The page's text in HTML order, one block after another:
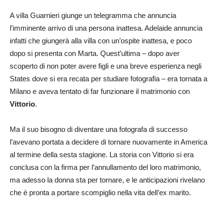
A villa Guarnieri giunge un telegramma che annuncia
l’imminente arrivo di una persona inattesa. Adelaide annuncia
infatti che giungerà alla villa con un’ospite inattesa, e poco
dopo si presenta con Marta. Quest’ultima – dopo aver
scoperto di non poter avere figli e una breve esperienza negli
States dove si era recata per studiare fotografia – era tornata a
Milano e aveva tentato di far funzionare il matrimonio con
Vittorio.
Ma il suo bisogno di diventare una fotografa di successo
l’avevano portata a decidere di tornare nuovamente in America
al termine della sesta stagione. La storia con Vittorio si era
conclusa con la firma per l’annullamento del loro matrimonio,
ma adesso la donna sta per tornare, e le anticipazioni rivelano
che è pronta a portare scompiglio nella vita dell’ex marito.